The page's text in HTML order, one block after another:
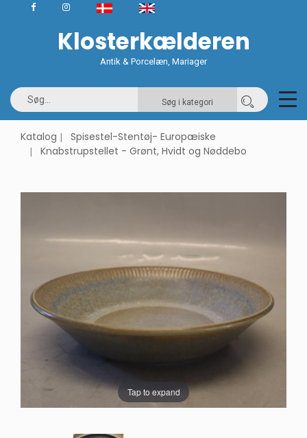
Klosterkælderen
Antik & Porcelæn, Mariager
Søg i kategori
Katalog
Spisestel-Stentøj- Europæiske
Knabstrupstellet - Grønt, Hvidt og Nøddebo
Tap to expand